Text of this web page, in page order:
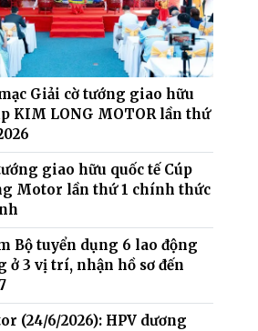
Giải cờ tướng giao hữu
KIM LONG MOTOR lần thứ
giao hữu quốc tế Cúp
Motor lần thứ 1 chính thức
Bộ tuyển dụng 6 lao động
ở 3 vị trí, nhận hồ sơ đến
(24/6/2026): HPV dương